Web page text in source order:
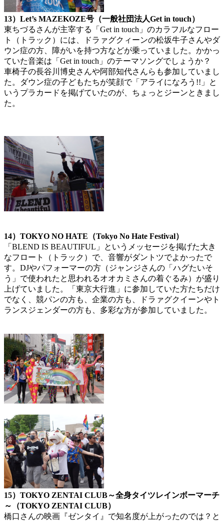
13）Let’s MAZEKOZE号（一般社団法人Get in touch）
東ちづるさんが主宰する「Get in touch」のカラフルなフロー
ト（トラック）には、ドラァグクィーンの松坂牛子さんやダ
ウン症の方、障がいを持つ方などが乗っていました。かかっ
ていた音楽は「Get in touch」のテーマソングでしょうか？
車椅子の長谷川博史さんや阿部知代さんらも参加していまし
た。ダウン症の子どもたちが笑顔で「アライになろう!!」と
いうプラカードを掲げていたのが、ちょっとジーンときまし
た。
14）TOKYO NO HATE（Tokyo No Hate Festival）
「BLEND IS BEAUTIFUL」というメッセージを掲げた大き
なフロート（トラック）で、音響がダントツでよかったで
す。DJやパフォーマーの方（ジャンジさんの「ハグたいそ
う」で使われたと思われるオオカミさんの着ぐるみ）が盛り
上げていました。「東京大行進」に参加していた方たちだけ
でなく、競パンの方も、企業の方も、ドラァグクイーンやト
ランスジェンダーの方も、多彩な方が参加していました。
15）TOKYO ZENTAI CLUB～全身タイツレインボーマーチ
～（TOKYO ZENTAI CLUB）
橋口さんの映画『ゼンタイ』で知名度が上がったのでは？と